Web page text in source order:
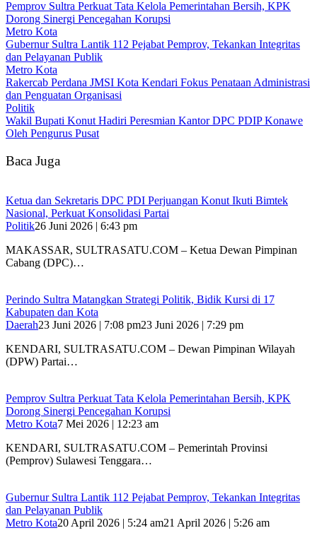
Pemprov Sultra Perkuat Tata Kelola Pemerintahan Bersih, KPK
Dorong Sinergi Pencegahan Korupsi
Metro Kota
Gubernur Sultra Lantik 112 Pejabat Pemprov, Tekankan Integritas
dan Pelayanan Publik
Metro Kota
Rakercab Perdana JMSI Kota Kendari Fokus Penataan Administrasi
dan Penguatan Organisasi
Politik
Wakil Bupati Konut Hadiri Peresmian Kantor DPC PDIP Konawe
Oleh Pengurus Pusat
Baca Juga
Ketua dan Sekretaris DPC PDI Perjuangan Konut Ikuti Bimtek
Nasional, Perkuat Konsolidasi Partai
Politik26 Juni 2026 | 6:43 pm
MAKASSAR, SULTRASATU.COM – Ketua Dewan Pimpinan
Cabang (DPC)…
Perindo Sultra Matangkan Strategi Politik, Bidik Kursi di 17
Kabupaten dan Kota
Daerah23 Juni 2026 | 7:08 pm23 Juni 2026 | 7:29 pm
KENDARI, SULTRASATU.COM – Dewan Pimpinan Wilayah
(DPW) Partai…
Pemprov Sultra Perkuat Tata Kelola Pemerintahan Bersih, KPK
Dorong Sinergi Pencegahan Korupsi
Metro Kota7 Mei 2026 | 12:23 am
KENDARI, SULTRASATU.COM – Pemerintah Provinsi
(Pemprov) Sulawesi Tenggara…
Gubernur Sultra Lantik 112 Pejabat Pemprov, Tekankan Integritas
dan Pelayanan Publik
Metro Kota20 April 2026 | 5:24 am21 April 2026 | 5:26 am